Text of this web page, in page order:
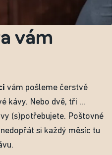
vám
vám pošleme čerstvě
kávy. Nebo dvě, tři ...
(s)potřebujete. Poštovné
si každý měsíc tu